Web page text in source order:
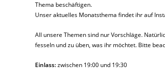
Thema beschäftigen.
Unser aktuelles Monatsthema findet ihr auf
All unsere Themen sind nur Vorschläge.
fesseln und zu üben, was ihr möchtet. Bitte
Einlass:zwischen 19:00 und 19:30